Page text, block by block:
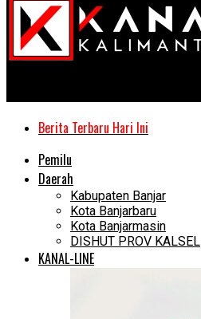
Berita Terbaru Hari Ini
Pemilu
Daerah
Kabupaten Banjar
Kota Banjarbaru
Kota Banjarmasin
DISHUT PROV KALSEL
KANAL-LINE